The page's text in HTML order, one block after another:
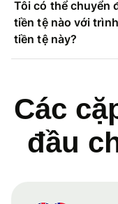
Tôi có thể chuyển
tiền tệ nào với
tiền tệ này?
Các
đầu